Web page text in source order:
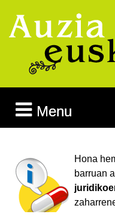
Menu
Hona
barruan